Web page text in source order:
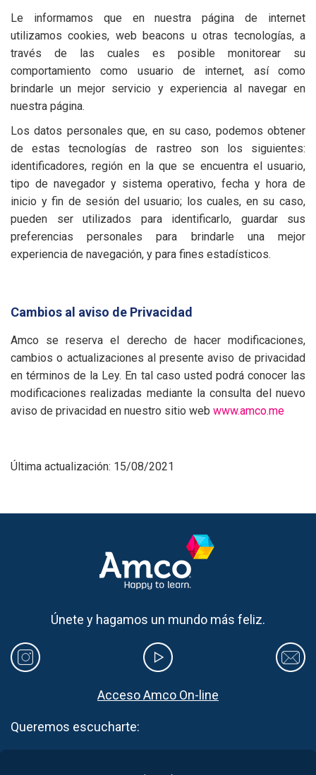
Le informamos que en nuestra página de internet
utilizamos cookies, web beacons u otras tecnologías, a
través de las cuales es posible monitorear su
comportamiento como usuario de internet, así como
brindarle un mejor servicio y experiencia al navegar en
nuestra página.
Los datos personales que, en su caso, podemos obtener
de estas tecnologías de rastreo son los siguientes:
identificadores, región en la que se encuentra el usuario,
tipo de navegador y sistema operativo, fecha y hora de
inicio y fin de sesión del usuario; los cuales, en su caso,
pueden ser utilizados para identificarlo, guardar sus
preferencias personales para brindarle una mejor
experiencia de navegación, y para fines estadísticos.
Cambios al aviso de Privacidad
Amco se reserva el derecho de hacer modificaciones,
cambios o actualizaciones al presente aviso de privacidad
en términos de la Ley. En tal caso usted podrá conocer las
modificaciones realizadas mediante la consulta del nuevo
aviso de privacidad en nuestro sitio web www.amco.me
Última actualización: 15/08/2021
Únete y hagamos un mundo más feliz.
Acceso Amco On-line
Queremos escucharte: